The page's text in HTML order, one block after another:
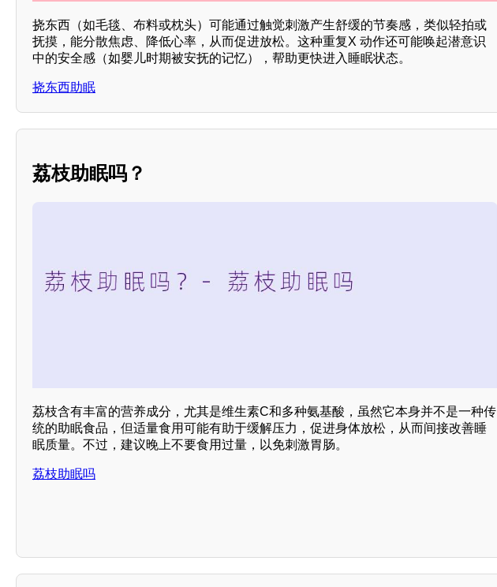
挠东西（如毛毯、布料或枕头）可能通过触觉刺激产生舒缓的节奏感，类似轻拍或
抚摸，能分散焦虑、降低心率，从而促进放松。这种重复X 动作还可能唤起潜意识
中的安全感（如婴儿时期被安抚的记忆），帮助更快进入睡眠状态。
挠东西助眠
荔枝助眠吗？
荔枝含有丰富的营养成分，尤其是维生素C和多种氨基酸，虽然它本身并不是一种传
统的助眠食品，但适量食用可能有助于缓解压力，促进身体放松，从而间接改善睡
眠质量。不过，建议晚上不要食用过量，以免刺激胃肠。
荔枝助眠吗